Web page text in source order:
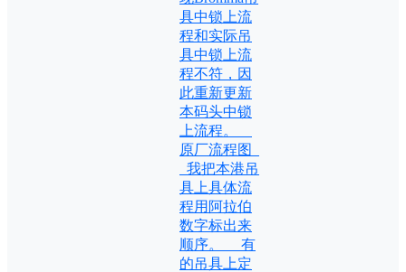
具中锁上流
程和实际吊
具中锁上流
程不符，因
此重新更新
本码头中锁
上流程。
原厂流程图
我把本港吊
具上具体流
程用阿拉伯
数字标出来
顺序。 有
的吊具上定